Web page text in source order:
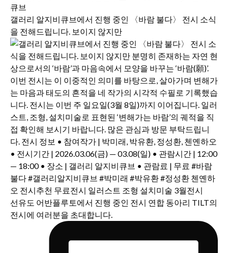
갤러리 알지비큐브에서 진행 중인 〈바람 불다〉 전시 소식
을 전해드립니다. 보이지 않지만
선유도 어반플루토에서 진행 중인 전시 연합 동아리 TILT의
전시에 여러분을 초대합니다.